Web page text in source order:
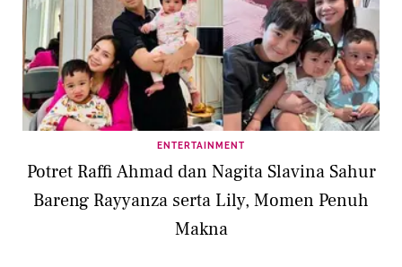
ENTERTAINMENT
Potret Raffi Ahmad dan Nagita Slavina Sahur
Bareng Rayyanza serta Lily, Momen Penuh
Makna